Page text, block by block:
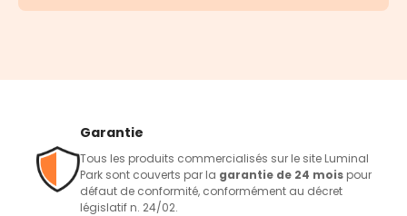
Garantie
Tous les produits commercialisés sur le site Luminal
Park sont couverts par la garantie de 24 mois pour
défaut de conformité, conformément au décret
législatif n. 24/02.